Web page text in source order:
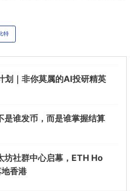
特
划｜非你莫属的AI投研精英
是谁发币，而是谁掌握结算
坊社群中心启幕，ETH Ho
香港